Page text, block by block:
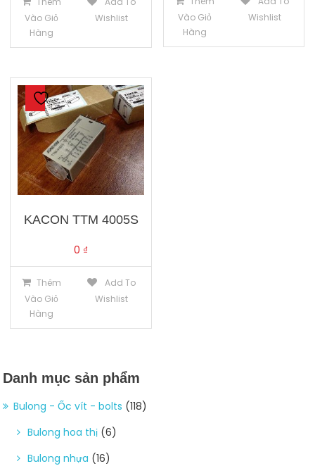
Vào Giỏ
Hàng
Wishlist
Vào Giỏ
Hàng
Wishlist
KACON TTM 4005S
0 ₫
Thêm
Vào Giỏ
Hàng
Add To
Wishlist
Danh mục sản phẩm
Bulong - Ốc vít - bolts (118)
Bulong hoa thị (6)
Bulong nhựa (16)